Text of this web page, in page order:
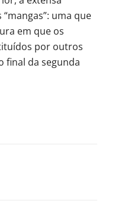
uma que
em que os
por outros
final da segunda